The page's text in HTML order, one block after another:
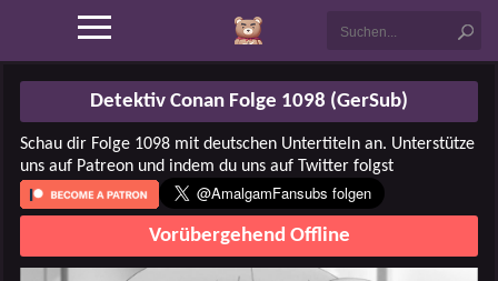
Detektiv Conan Folge 1098 (GerSub)
Schau dir Folge 1098 mit deutschen Untertiteln an. Unterstütze
uns auf Patreon und indem du uns auf Twitter folgst
Vorübergehend Offline